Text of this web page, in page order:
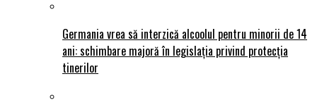
Germania vrea să interzică alcoolul pentru minorii de 14
ani: schimbare majoră în legislația privind protecția
tinerilor